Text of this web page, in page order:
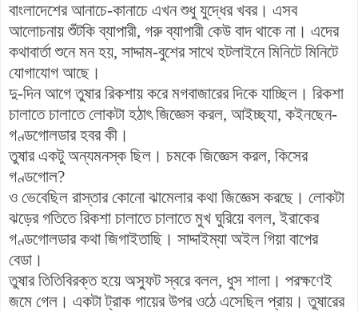
বাংলাদেশের আনাচে-কানাচে এখন শুধু যুদ্ধের খবর। এসব
আলোচনায় শুঁটকি ব্যাপারী, গরু ব্যাপারী কেউ বাদ থাকে না। এদের
কথাবার্তা শুনে মন হয়, সাদ্দাম-বুশের সাথে হটলাইনে মিনিটে মিনিটে
যোগাযোগ আছে।
দু-দিন আগে তুষার রিকশায় করে মগবাজারের দিকে যাচ্ছিল। রিকশা
চালাতে চালাতে লোকটা হঠাৎ জিজ্ঞেস করল, আইচ্ছ্যা, কইনছেন-
গণ্ডগোলডার হবর কী।
তুষার একটু অন্যমনস্ক ছিল। চমকে জিজ্ঞেস করল, কিসের
গণ্ডগোল?
ও ভেবেছিল রাস্তার কোনো ঝামেলার কথা জিজ্ঞেস করছে। লোকটা
ঝড়ের গতিতে রিকশা চালাতে চালাতে মুখ ঘুরিয়ে বলল, ইরাকের
গণ্ডগোলডার কথা জিগাইতাছি। সাদ্দাইম্যা অইল গিয়া বাপের
বেডা।
তুষার তিতিবিরক্ত হয়ে অস্ফুট স্বরে বলল, ধুস শালা। পরক্ষণেই
জমে গেল। একটা ট্রাক গায়ের উপর ওঠে এসেছিল প্রায়। তুষারের